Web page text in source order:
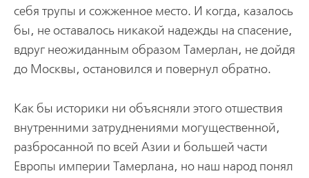
себя трупы и сожженное место. И когда, казалось
бы, не оставалось никакой надежды на спасение,
вдруг неожиданным образом Тамерлан, не дойдя
до Москвы, остановился и повернул обратно.
Как бы историки ни объясняли этого отшествия
внутренними затруднениями могущественной,
разбросанной по всей Азии и большей части
Европы империи Тамерлана, но наш народ понял